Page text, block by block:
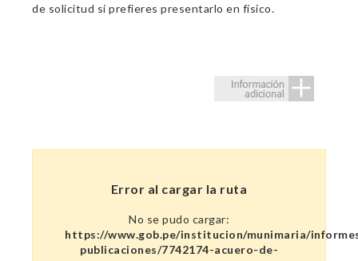
de solicitud si prefieres presentarlo en físico.
Error al cargar la ruta
No se pudo cargar:
https://www.gob.pe/institucion/munimaria/
publicaciones/7742174-acuero-de-